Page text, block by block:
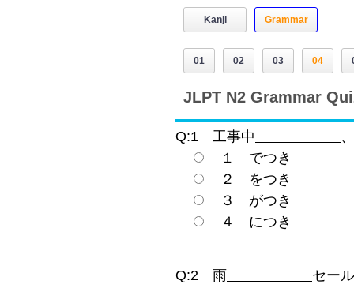
Kanji Grammar
01 02 03 04
JLPT N2 Grammar
Q:1 工事中
１ でつき
２ をつき
３ がつき
４ につき
Q:2 雨
セー